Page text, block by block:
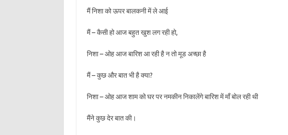
मैं निशा को ऊपर बालकनी में ले आई
मैं – कैसी हो आज बहुत खुश लग रही हो,
निशा – ओह आज बारिश आ रही है न तो मूड अच्छा है
मैं – कुछ और बात भी है क्या?
निशा – ओह आज शाम को घर पर नमकीन निकालेंगे बारिश में माँ बोल रही थी
मैंने कुछ देर बात की।